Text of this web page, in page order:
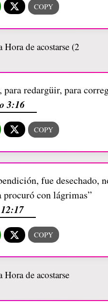
redargüir, para
3:16
fue desechado,
con lágrimas”